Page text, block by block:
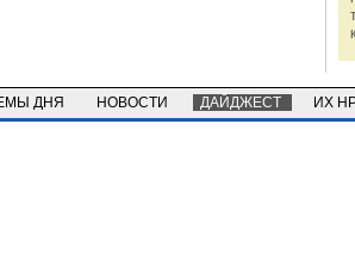
ДНЯ НОВОСТИ ДАЙДЖЕСТ ИХ